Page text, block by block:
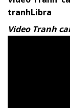
tranhLibra
Video